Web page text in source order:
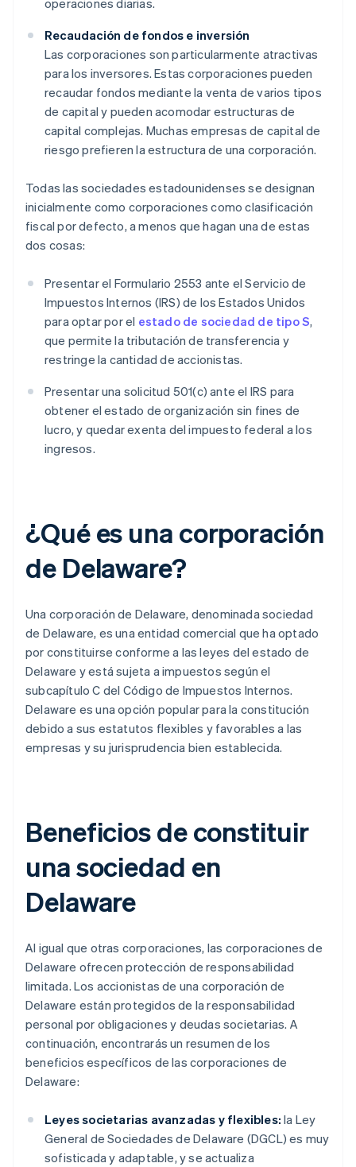
operaciones diarias.
Recaudación de fondos e inversión
Las corporaciones son particularmente atractivas
para los inversores. Estas corporaciones pueden
recaudar fondos mediante la venta de varios tipos
de capital y pueden acomodar estructuras de
capital complejas. Muchas empresas de capital de
riesgo prefieren la estructura de una corporación.
Todas las sociedades estadounidenses se designan
inicialmente como corporaciones como clasificación
fiscal por defecto, a menos que hagan una de estas
dos cosas:
Presentar el Formulario 2553 ante el Servicio de
Impuestos Internos (IRS) de los Estados Unidos
para optar por el estado de sociedad de tipo S,
que permite la tributación de transferencia y
restringe la cantidad de accionistas.
Presentar una solicitud 501(c) ante el IRS para
obtener el estado de organización sin fines de
lucro, y quedar exenta del impuesto federal a los
ingresos.
¿Qué es una corporación
de Delaware?
Una corporación de Delaware, denominada sociedad
de Delaware, es una entidad comercial que ha optado
por constituirse conforme a las leyes del estado de
Delaware y está sujeta a impuestos según el
subcapítulo C del Código de Impuestos Internos.
Delaware es una opción popular para la constitución
debido a sus estatutos flexibles y favorables a las
empresas y su jurisprudencia bien establecida.
Beneficios de constituir
una sociedad en
Delaware
Al igual que otras corporaciones, las corporaciones de
Delaware ofrecen protección de responsabilidad
limitada. Los accionistas de una corporación de
Delaware están protegidos de la responsabilidad
personal por obligaciones y deudas societarias. A
continuación, encontrarás un resumen de los
beneficios específicos de las corporaciones de
Delaware:
Leyes societarias avanzadas y flexibles: la Ley
General de Sociedades de Delaware (DGCL) es muy
sofisticada y adaptable, y se actualiza